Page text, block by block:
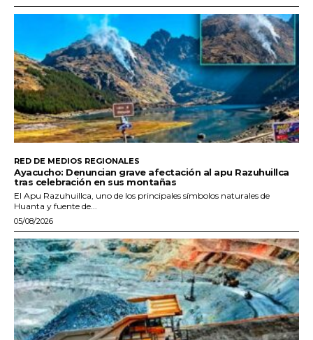
RED DE MEDIOS REGIONALES
Ayacucho: Denuncian grave afectación al apu Razuhuillca
tras celebración en sus montañas
El Apu Razuhuillca, uno de los principales símbolos naturales de
Huanta y fuente de...
05/08/2026